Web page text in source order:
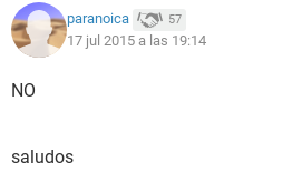
paranoica 57
17 jul 2015 a las 19:14
NO
saludos